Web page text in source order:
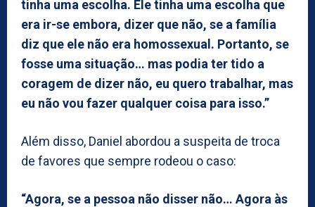
tinha uma escolha. Ele tinha uma escolha que
era ir-se embora, dizer que não, se a família
diz que ele não era homossexual. Portanto, se
fosse uma situação… mas podia ter tido a
coragem de dizer não, eu quero trabalhar, mas
eu não vou fazer qualquer coisa para isso.”
Além disso, Daniel abordou a suspeita de troca
de favores que sempre rodeou o caso:
“Agora, se a pessoa não disser não… Agora às